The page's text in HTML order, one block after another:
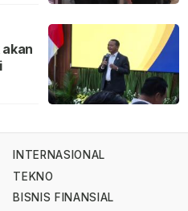
INTERNASIONAL
TEKNO
BISNIS FINANSIAL